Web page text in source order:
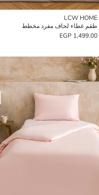
LCW HOME
طقم غطاء لحاف مفرد مخطط
1,499.00 EGP